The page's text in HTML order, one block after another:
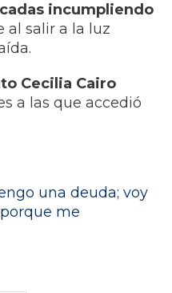
incumpliendo
al salir a la luz
Cecilia Cairo
a las que accedió
una deuda; voy
me